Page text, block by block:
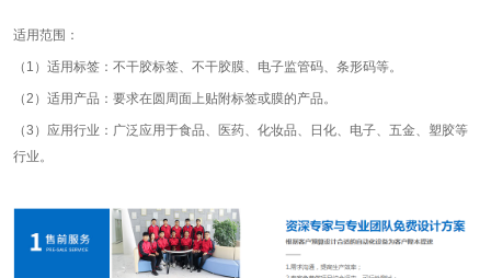
适用范围：
（1）适用标签：不干胶标签、不干胶膜、电子监管码、条形码等。
（2）适用产品：要求在圆周面上贴附标签或膜的产品。
（3）应用行业：广泛应用于食品、医药、化妆品、日化、电子、五金、塑胶等
行业。